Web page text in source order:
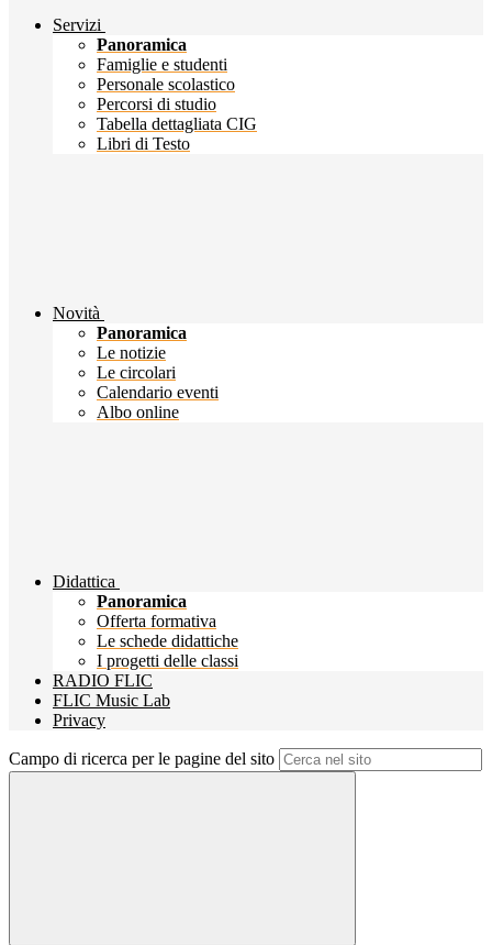
Servizi
Panoramica
Famiglie e studenti
Personale scolastico
Percorsi di studio
Tabella dettagliata CIG
Libri di Testo
Novità
Panoramica
Le notizie
Le circolari
Calendario eventi
Albo online
Didattica
Panoramica
Offerta formativa
Le schede didattiche
I progetti delle classi
RADIO FLIC
FLIC Music Lab
Privacy
Campo di ricerca per le pagine del sito